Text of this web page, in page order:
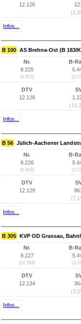
12.126
Infos...
B 100 AS Brehna-Ost (B 183/
Nr.
8.225
(8.673)
B-
DTV
12.126
Infos...
B 56 Jülich-Aachener
Nr.
8.226
(6.945)
B-
DTV
12.129
Infos...
B 305 KVP OD Grassau,
Nr.
8.227
(12.394)
B-
DTV
12.134
Infos...